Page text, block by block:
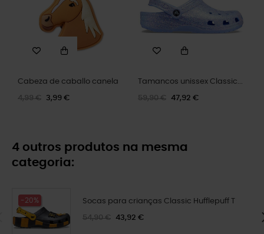
Cabeza de caballo canela
4,99 € 3,99 €
Tamancos unissex Classic...
59,90 € 47,92 €
4 outros produtos na mesma
categoria:
-20% Socas para crianças Classic Hufflepuff T
54,90 € 43,92 €